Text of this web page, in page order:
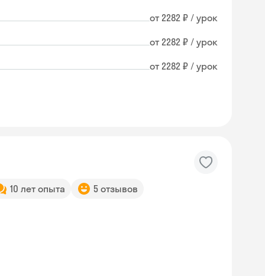
от 2282 ₽ / урок
от 2282 ₽ / урок
от 2282 ₽ / урок
10 лет опыта 5 отзывов